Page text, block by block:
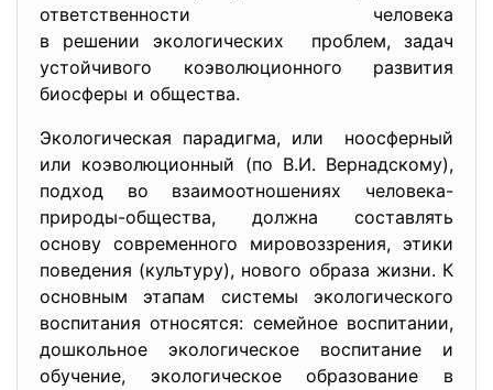
ответственности человека
в решении экологических проблем, задач
устойчивого коэволюционного развития
биосферы и общества.
Экологическая парадигма, или ноосферный
или коэволюционный (по В.И. Вернадскому),
подход во взаимоотношениях человека-
природы-общества, должна составлять
основу современного мировоззрения, этики
поведения (культуру), нового образа жизни. К
основным этапам системы экологического
воспитания относятся: семейное воспитании,
дошкольное экологическое воспитание и
обучение, экологическое образование в